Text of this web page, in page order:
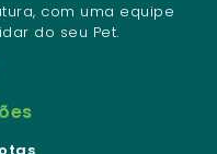
com uma equipe
do seu Pet.